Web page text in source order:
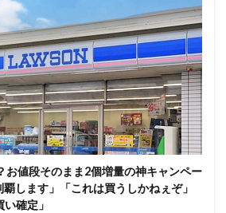
お値段そのまま2個増量の神キャンペー
します」「これは買うしかねぇぞ」
確定」